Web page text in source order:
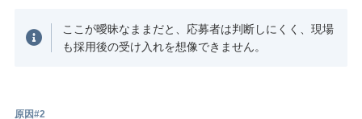
ここが曖昧なままだと、応募者は判断しにくく、現場
も採用後の受け入れを想像できません。
原因#2